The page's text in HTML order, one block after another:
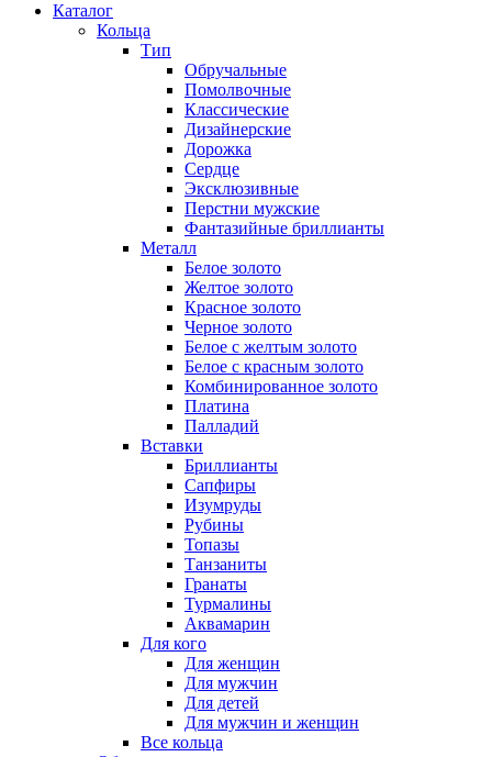
Каталог
Кольца
Тип
Обручальные
Помолвочные
Классические
Дизайнерские
Дорожка
Сердце
Эксклюзивные
Перстни мужские
Фантазийные бриллианты
Металл
Белое золото
Желтое золото
Красное золото
Черное золото
Белое с желтым золото
Белое с красным золото
Комбинированное золото
Платина
Палладий
Вставки
Бриллианты
Сапфиры
Изумруды
Рубины
Топазы
Танзаниты
Гранаты
Турмалины
Аквамарин
Для кого
Для женщин
Для мужчин
Для детей
Для мужчин и женщин
Все кольца